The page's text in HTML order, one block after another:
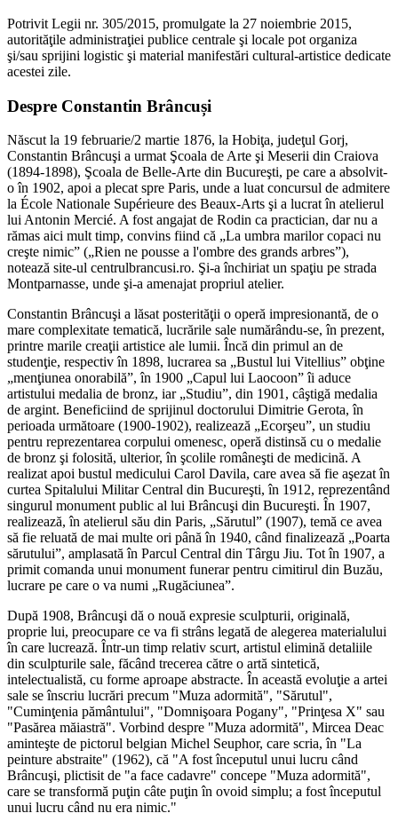
Potrivit Legii nr. 305/2015, promulgate la 27 noiembrie 2015,
autorităţile administraţiei publice centrale şi locale pot organiza
şi/sau sprijini logistic şi material manifestări cultural-artistice dedicate
acestei zile.
Despre Constantin Brâncuși
Născut la 19 februarie/2 martie 1876, la Hobiţa, judeţul Gorj,
Constantin Brâncuşi a urmat Şcoala de Arte şi Meserii din Craiova
(1894-1898), Şcoala de Belle-Arte din Bucureşti, pe care a absolvit-
o în 1902, apoi a plecat spre Paris, unde a luat concursul de admitere
la École Nationale Supérieure des Beaux-Arts şi a lucrat în atelierul
lui Antonin Mercié. A fost angajat de Rodin ca practician, dar nu a
rămas aici mult timp, convins fiind că „La umbra marilor copaci nu
creşte nimic” („Rien ne pousse a l'ombre des grands arbres”),
notează site-ul centrulbrancusi.ro. Şi-a închiriat un spaţiu pe strada
Montparnasse, unde şi-a amenajat propriul atelier.
Constantin Brâncuşi a lăsat posterităţii o operă impresionantă, de o
mare complexitate tematică, lucrările sale numărându-se, în prezent,
printre marile creaţii artistice ale lumii. Încă din primul an de
studenţie, respectiv în 1898, lucrarea sa „Bustul lui Vitellius” obţine
„menţiunea onorabilă”, în 1900 „Capul lui Laocoon” îi aduce
artistului medalia de bronz, iar „Studiu”, din 1901, câştigă medalia
de argint. Beneficiind de sprijinul doctorului Dimitrie Gerota, în
perioada următoare (1900-1902), realizează „Ecorşeu”, un studiu
pentru reprezentarea corpului omenesc, operă distinsă cu o medalie
de bronz şi folosită, ulterior, în şcolile româneşti de medicină. A
realizat apoi bustul medicului Carol Davila, care avea să fie aşezat în
curtea Spitalului Militar Central din Bucureşti, în 1912, reprezentând
singurul monument public al lui Brâncuşi din Bucureşti. În 1907,
realizează, în atelierul său din Paris, „Sărutul” (1907), temă ce avea
să fie reluată de mai multe ori până în 1940, când finalizează „Poarta
sărutului”, amplasată în Parcul Central din Târgu Jiu. Tot în 1907, a
primit comanda unui monument funerar pentru cimitirul din Buzău,
lucrare pe care o va numi „Rugăciunea”.
După 1908, Brâncuşi dă o nouă expresie sculpturii, originală,
proprie lui, preocupare ce va fi strâns legată de alegerea materialului
în care lucrează. Într-un timp relativ scurt, artistul elimină detaliile
din sculpturile sale, făcând trecerea către o artă sintetică,
intelectualistă, cu forme aproape abstracte. În această evoluţie a artei
sale se înscriu lucrări precum "Muza adormită", "Sărutul",
"Cuminţenia pământului", "Domnişoara Pogany", "Prinţesa X" sau
"Pasărea măiastră". Vorbind despre "Muza adormită", Mircea Deac
aminteşte de pictorul belgian Michel Seuphor, care scria, în "La
peinture abstraite" (1962), că "A fost începutul unui lucru când
Brâncuşi, plictisit de "a face cadavre" concepe "Muza adormită",
care se transformă puţin câte puţin în ovoid simplu; a fost începutul
unui lucru când nu era nimic."